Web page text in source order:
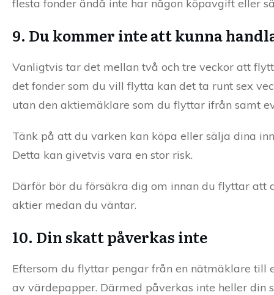
flesta fonder ändå inte har någon köpavgift eller
9. Du kommer inte att kunna
Vanligtvis tar det mellan två och tre veckor att
det fonder som du vill flytta kan det ta runt sex
utan den aktiemäklare som du flyttar ifrån samt
Tänk på att du varken kan köpa eller sälja dina
Detta kan givetvis vara en stor risk.
Därför bör du försäkra dig om innan du flyttar att
aktier medan du väntar.
10. Din skatt påverkas inte
Eftersom du flyttar pengar från en nätmäklare till
av värdepapper. Därmed påverkas inte heller din